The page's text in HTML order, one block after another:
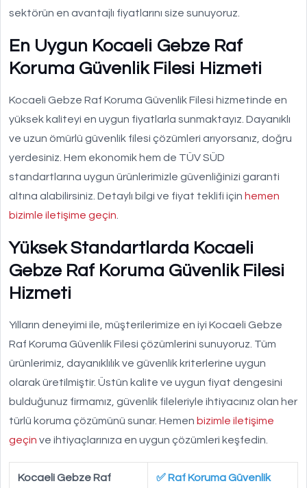
sektörün en avantajlı fiyatlarını size sunuyoruz.
En Uygun Kocaeli Gebze Raf
Koruma Güvenlik Filesi Hizmeti
Kocaeli Gebze Raf Koruma Güvenlik Filesi hizmetinde en
yüksek kaliteyi en uygun fiyatlarla sunmaktayız. Dayanıklı
ve uzun ömürlü güvenlik filesi çözümleri arıyorsanız, doğru
yerdesiniz. Hem ekonomik hem de TÜV SÜD
standartlarına uygun ürünlerimizle güvenliğinizi garanti
altına alabilirsiniz. Detaylı bilgi ve fiyat teklifi için hemen
bizimle iletişime geçin
Yüksek Standartlarda Kocaeli
Gebze Raf Koruma Güvenlik Filesi
Hizmeti
Yılların deneyimi ile, müşterilerimize en iyi Kocaeli Gebze
Raf Koruma Güvenlik Filesi çözümlerini sunuyoruz. Tüm
ürünlerimiz, dayanıklılık ve güvenlik kriterlerine uygun
olarak üretilmiştir. Üstün kalite ve uygun fiyat dengesini
bulduğunuz firmamız, güvenlik fileleriyle ihtiyacınız olan her
türlü koruma çözümünü sunar. Hemen bizimle iletişime
geçin ve ihtiyaçlarınıza en uygun çözümleri keşfedin.
Kocaeli Gebze Raf
✅ Raf Koruma Güvenlik